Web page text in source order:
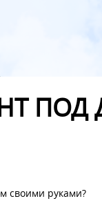
своими руками?